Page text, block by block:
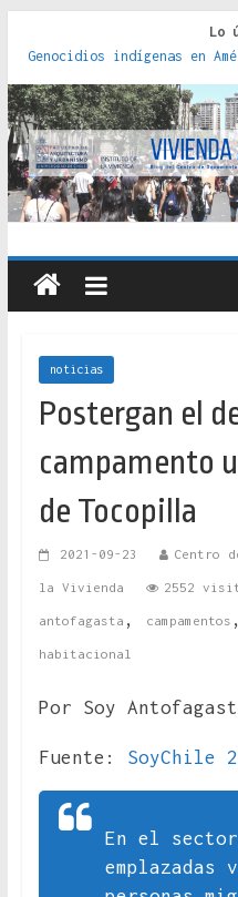
Lo
Genocidios indígenas en
Estudios sobre la
políticas, prácticas y
Donde el pedernal choca
crítica de las fronteras
Criterios técnicos para una
Red de consultorios de la
Santiago : un patrimonio
noticias
Postergan el
campamento
de Tocopilla
2021-09-23 Centro
la Vivienda 2552
antofagasta , campamentos
habitacional
Por Soy
Fuente: SoyChile
En el
emplazadas